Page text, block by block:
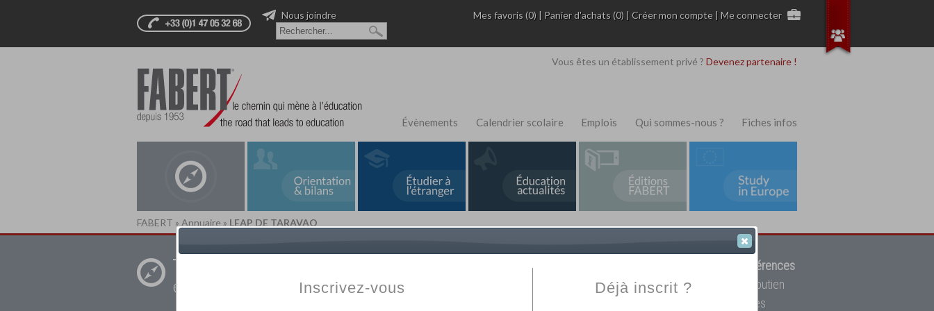
Mes favoris (0) | Panier d'achats (0) |Créer mon compte |Me connecter
Nous joindre
Vous êtes un établissement privé ? Devenez partenaire !
Évènements Calendrier scolaire Emplois Qui sommes-nous ? Fiches infos
FABERT » Annuaire » LEAP DE TARAVAO
Trouver un
établissement privé
Fabert.com
12908 références
votre établissement privé, du primaire au supérieur, mais aussi des cours de soutien
scolaire et des cours à distance. Ce moteur regroupe toutes les écoles privées
Inscrivez-vous Déjà inscrit ?